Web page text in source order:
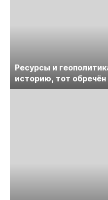
Ресурсы и
историю, тот